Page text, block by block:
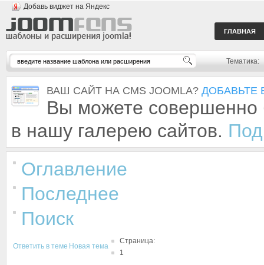
Добавь виджет на Яндекс
ГЛАВНАЯ
Тематика:
ВАШ САЙТ НА CMS JOOMLA? ДОБАВЬТЕ
Вы можете совершенно
в нашу галерею сайтов.
Оглавление
Последнее
Поиск
Ответить в теме Новая тема
Страница:
1